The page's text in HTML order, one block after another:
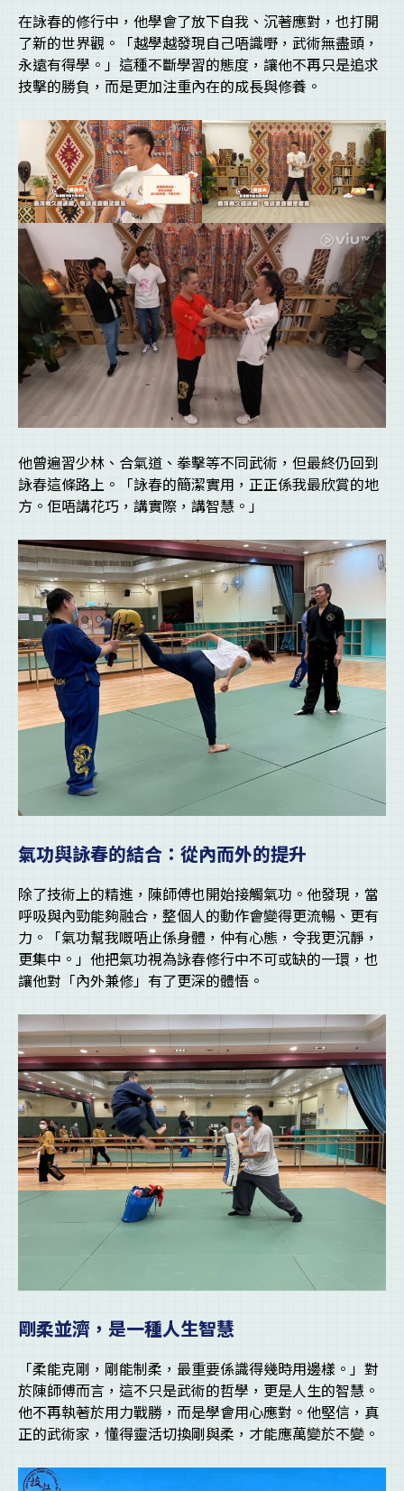
在詠春的修行中，他學會了放下自我、沉著應對，也打開
了新的世界觀。「越學越發現自己唔識嘢，武術無盡頭，
永遠有得學。」這種不斷學習的態度，讓他不再只是追求
技擊的勝負，而是更加注重內在的成長與修養。
他曾遍習少林、合氣道、拳擊等不同武術，但最終仍回到
詠春這條路上。「詠春的簡潔實用，正正係我最欣賞的地
方。佢唔講花巧，講實際，講智慧。」
氣功與詠春的結合：從內而外的提升
除了技術上的精進，陳師傅也開始接觸氣功。他發現，當
呼吸與內勁能夠融合，整個人的動作會變得更流暢、更有
力。「氣功幫我嘅唔止係身體，仲有心態，令我更沉靜，
更集中。」他把氣功視為詠春修行中不可或缺的一環，也
讓他對「內外兼修」有了更深的體悟。
剛柔並濟，是一種人生智慧
「柔能克剛，剛能制柔，最重要係識得幾時用邊樣。」對
於陳師傅而言，這不只是武術的哲學，更是人生的智慧。
他不再執著於用力戰勝，而是學會用心應對。他堅信，真
正的武術家，懂得靈活切換剛與柔，才能應萬變於不變。